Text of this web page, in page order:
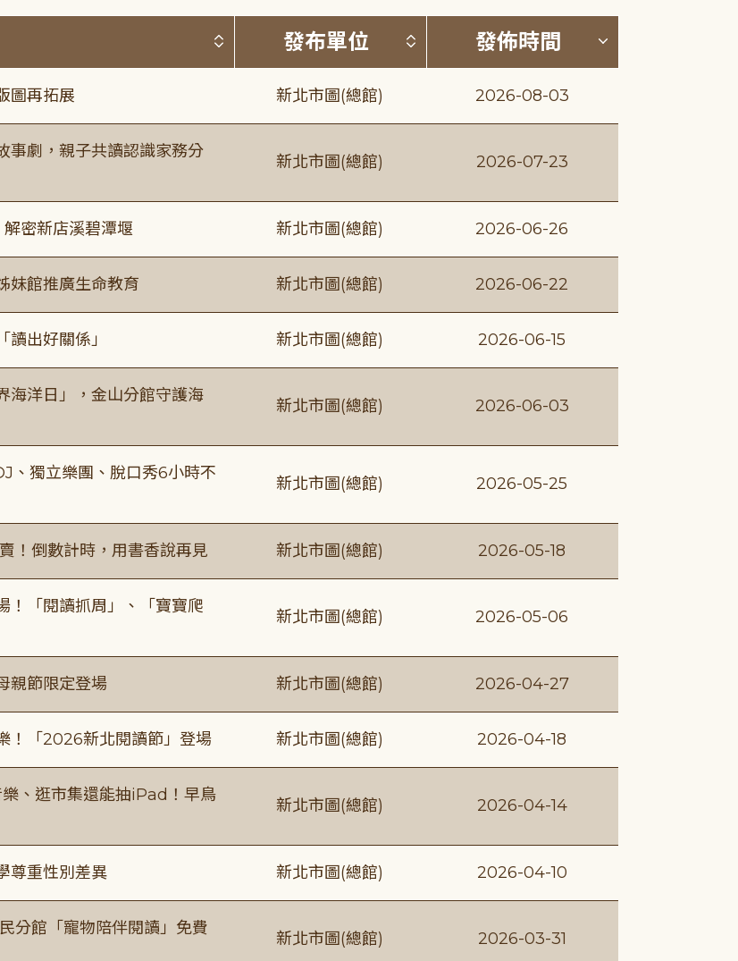
按標題排序 (升降冪)
發布單位 按發布單位排序 (升降冪)
發佈時間 按發佈時間
圖再拓展 新北市圖(總館) 2026-08-03
事劇，親子共讀認識家務分
新北市圖(總館) 2026-07-23
解密新店溪碧潭堰 新北市圖(總館) 2026-06-26
妹館推廣生命教育 新北市圖(總館) 2026-06-22
出好關係」 新北市圖(總館) 2026-06-15
海洋日」，金山分館守護海
新北市圖(總館) 2026-06-03
、獨立樂團、脫口秀6小時不
新北市圖(總館) 2026-05-25
！倒數計時，用書香說再見 新北市圖(總館) 2026-05-18
！「閱讀抓周」、「寶寶爬
新北市圖(總館) 2026-05-06
親節限定登場 新北市圖(總館) 2026-04-27
！「2026新北閱讀節」登場 新北市圖(總館) 2026-04-18
、逛市集還能抽iPad！早鳥
新北市圖(總館) 2026-04-14
尊重性別差異 新北市圖(總館) 2026-04-10
分館「寵物陪伴閱讀」免費
新北市圖(總館) 2026-03-31